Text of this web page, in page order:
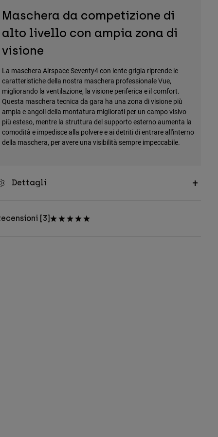
Maschera da competizione di
alto livello con ampia zona di
visione
La maschera Airspace Seventy4 con lente grigia riprende le
caratteristiche della nostra maschera professionale Vue,
migliorando la ventilazione, la visione periferica e il comfort.
Questa maschera tecnica da gara ha una zona di visione più
ampia e angoli della montatura migliorati per un campo visivo
più esteso, mentre la struttura del supporto esterno aumenta la
comodità e impedisce alla polvere e ai detriti di entrare all'interno
della maschera, per avere una visibilità sempre impeccabile.
Dettagli
[3]